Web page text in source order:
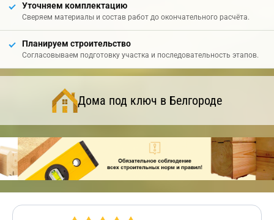
Уточняем комплектацию
Сверяем материалы и состав работ до окончательного расчёта.
Планируем строительство
Согласовываем подготовку участка и последовательность этапов.
Дома под ключ в Белгороде